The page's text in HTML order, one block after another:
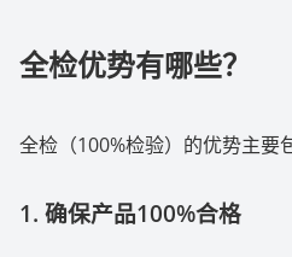
全检优势有哪些？
全检（100%检验）的优势主要
1. 确保产品100%合格